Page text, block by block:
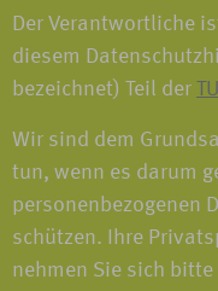
Der Verantwortliche
diesem
bezeichnet) Teil der
Wir sind dem
tun, wenn es darum
personenbezogenen
schützen. Ihre
nehmen Sie sich